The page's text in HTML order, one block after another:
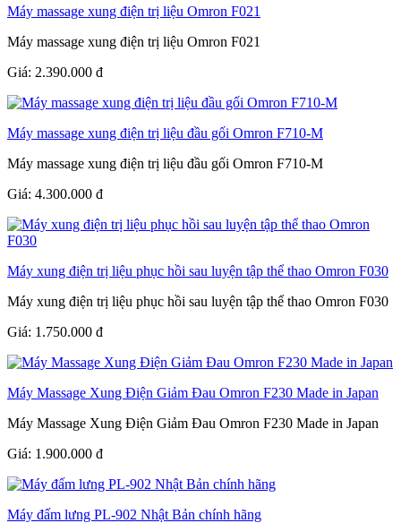
Máy massage xung điện trị liệu Omron F021
Máy massage xung điện trị liệu Omron F021
Giá: 2.390.000 đ
Máy massage xung điện trị liệu đầu gối Omron F710-M
Máy massage xung điện trị liệu đầu gối Omron F710-M
Giá: 4.300.000 đ
Máy xung điện trị liệu phục hồi sau luyện tập thể thao Omron F030
Máy xung điện trị liệu phục hồi sau luyện tập thể thao Omron F030
Giá: 1.750.000 đ
Máy Massage Xung Điện Giảm Đau Omron F230 Made in Japan
Máy Massage Xung Điện Giảm Đau Omron F230 Made in Japan
Giá: 1.900.000 đ
Máy đấm lưng PL-902 Nhật Bản chính hãng